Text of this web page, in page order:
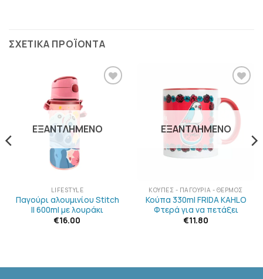
ΣΧΕΤΙΚΆ ΠΡΟΪΌΝΤΑ
ΠΡΟΣΘΉΚΗ
ΛΊΣΤΑ
ΕΠΙΘΥΜΙΏΝ
ΕΞΑΝΤΛΗΜΈΝΟ
LIFESTYLE
Παγούρι αλουμινίου Stitch
II 600ml με λουράκι
€16.00
ΠΡΟΣΘΉΚΗ
ΣΤΗΝ
ΛΊΣΤΑ
ΕΠΙΘΥΜΙΏΝ
ΕΞΑΝΤΛΗΜΈΝΟ
ΚΟΎΠΕΣ - ΠΑΓΟΎΡΙΑ - ΘΕΡΜΌΣ
Κούπα 330ml FRIDA KAHLO
Φτερά για να πετάξει
€11.80